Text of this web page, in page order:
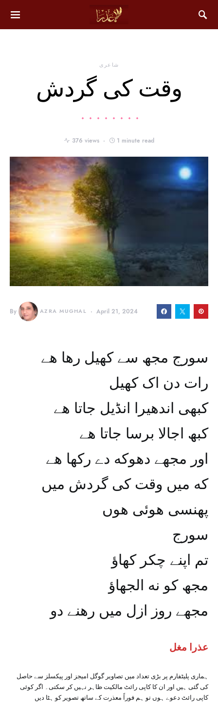
شاعری
وقت کی گردش
376 views 1 minute read
By AZRA MUGHAL April 21, 2024
سورج مجھ سے کھیل رها هے
رات دن اک کھیل
کبھی اندھیرا انڈیل جاتا هے
کبھ اجالا برسا جاتا هے
اور مجھے دھوکه دے رکھا هے
که میں وقت کی گردش میں
پھنسی هوئی هوں
سورج
تم اپنے چکر کھاؤ
مجھ کو نه الجھاؤ
مجھے روز ازل میں رهنے دو
عذرا مغل
ہماری پلیٹفارم پر بڑی تعداد میں تصاویر گوگل امیجز اور پیکسلز سے حاصل
کی گئی ہیں اور ان کا کاپی رائٹ مالکیت ظاہر نہیں کر سکتی۔ اگر کوئی
کاپی رائٹ دعوے ہوں تو ہم فوراً معذرت کے ساتھ تصویر کو ہٹا دیں